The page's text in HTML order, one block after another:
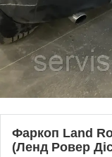
Фаркоп Land
(Ленд Ровер